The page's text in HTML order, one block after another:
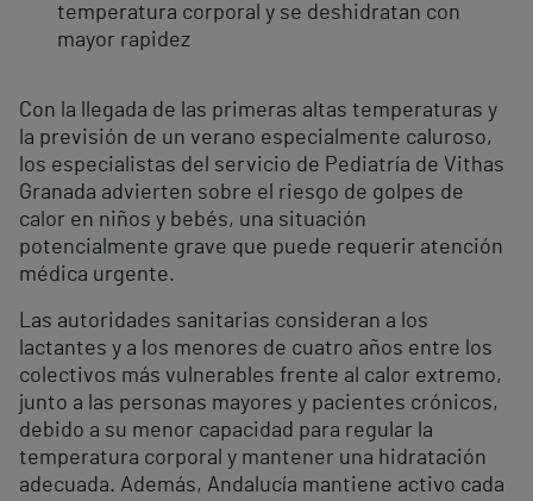
temperatura corporal y se deshidratan con
mayor rapidez
Con la llegada de las primeras altas temperaturas y
la previsión de un verano especialmente caluroso,
los especialistas del servicio de Pediatría de Vithas
Granada advierten sobre el riesgo de golpes de
calor en niños y bebés, una situación
potencialmente grave que puede requerir atención
médica urgente.
Las autoridades sanitarias consideran a los
lactantes y a los menores de cuatro años entre los
colectivos más vulnerables frente al calor extremo,
junto a las personas mayores y pacientes crónicos,
debido a su menor capacidad para regular la
temperatura corporal y mantener una hidratación
adecuada. Además, Andalucía mantiene activo cada